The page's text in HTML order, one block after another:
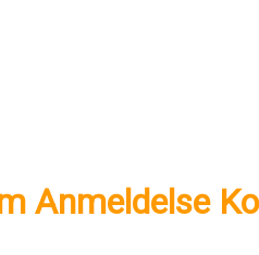
Anmeldelse